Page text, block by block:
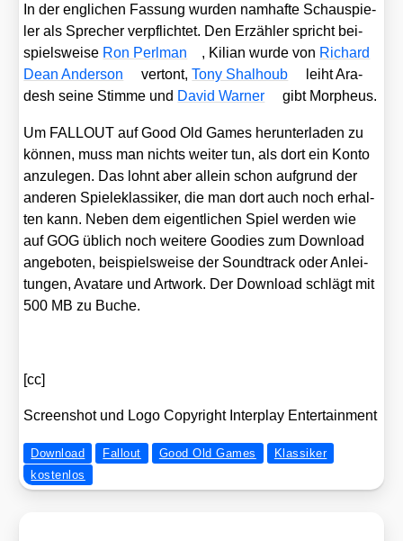
In der eng­li­chen Fas­sung wur­den nam­haf­te Schau­spie­
ler als Spre­cher ver­pflich­tet. Den Erzäh­ler spricht bei­
spiels­wei­se Ron Perl­man , Kili­an wur­de von Richard
Dean Ander­son
ver­tont,Tony Shal­houb
leiht Ara­
desh sei­ne Stim­me und David War­ner gibt Mor­pheus.
Um FALLOUT auf Good Old Games her­un­ter­la­den zu
kön­nen, muss man nichts wei­ter tun, als dort ein Kon­to
anzu­le­gen. Das lohnt aber allein schon auf­grund der
ande­ren Spie­le­klas­si­ker, die man dort auch noch erhal­
ten kann. Neben dem eigent­li­chen Spiel wer­den wie
auf GOG üblich noch wei­te­re Goo­dies zum Down­load
ange­bo­ten, bei­spiels­wei­se der Sound­track oder Anlei­
tun­gen, Ava­tare und Art­work. Der Down­load schlägt mit
500 MB zu Buche.
[cc]
Screen­shot und Logo Copy­right Inter­play Enter­tain­ment
Download Fallout Good Old Games
Klassiker
kostenlos